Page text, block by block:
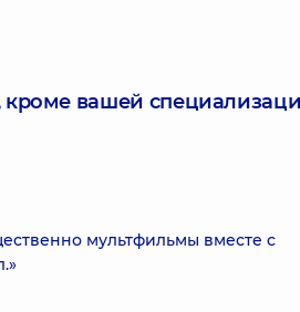
кроме вашей
мультфильмы вместе с